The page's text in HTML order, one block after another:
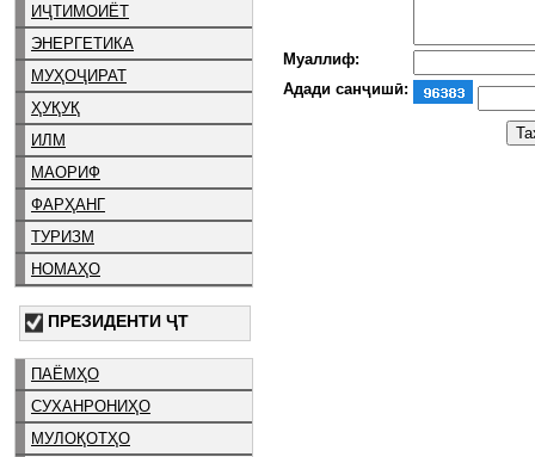
ИҶТИМОИЁТ
ЭНЕРГЕТИКА
МУҲОҶИРАТ
ҲУҚУҚ
ИЛМ
МАОРИФ
ФАРҲАНГ
ТУРИЗМ
НОМАҲО
ПРЕЗИДЕНТИ ҶТ
ПАЁМҲО
СУХАНРОНИҲО
МУЛОҚОТҲО
Муаллиф:
Адади санҷишӣ: